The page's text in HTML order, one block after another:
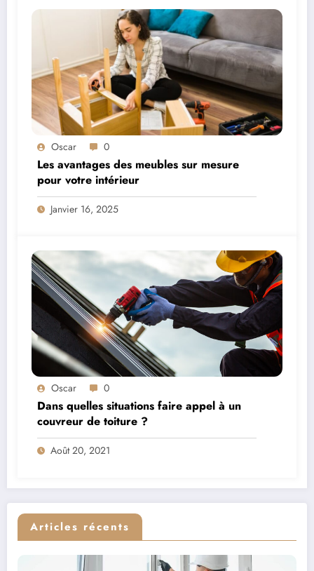
Oscar 0
Les avantages des meubles sur mesure
pour votre intérieur
Janvier 16, 2025
Oscar 0
Dans quelles situations faire appel à un
couvreur de toiture ?
Août 20, 2021
Articles récents